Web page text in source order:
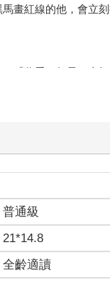
畫紅線的他，會立
「你看，如果一直
打電話去食品公司
普通級
21*14.8
全齡適讀